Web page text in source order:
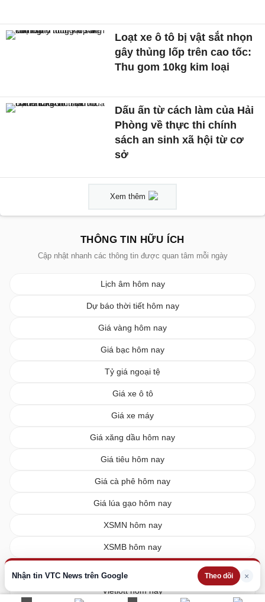
Nhận tin VTC News trên Google Theo dõi ×
Loạt xe ô tô bị vật sắt nhọn
gây thủng lốp trên cao tốc:
Thu gom 10kg kim loại
Dấu ấn từ cách làm của Hải
Phòng về thực thi chính
sách an sinh xã hội từ cơ
sở
Xem thêm
THÔNG TIN HỮU ÍCH
Cập nhật nhanh các thông tin được quan tâm mỗi ngày
Lịch âm hôm nay
Dự báo thời tiết hôm nay
Giá vàng hôm nay
Giá bạc hôm nay
Tỷ giá ngoại tệ
Giá xe ô tô
Giá xe máy
Giá xăng dầu hôm nay
Giá tiêu hôm nay
Giá cà phê hôm nay
Giá lúa gạo hôm nay
XSMN hôm nay
XSMB hôm nay
Vietlott hôm nay